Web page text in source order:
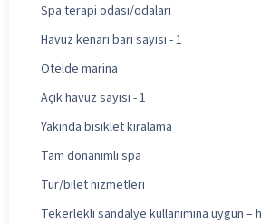
Spa terapi odası/odaları
Havuz kenarı barı sayısı - 1
Otelde marina
Açık havuz sayısı - 1
Yakında bisiklet kiralama
Tam donanımlı spa
Tur/bilet hizmetleri
Tekerlekli sandalye kullanımına uygun –